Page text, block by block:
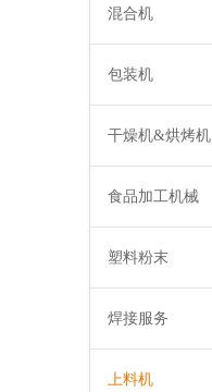
混合机
包装机
干燥机&烘烤机
食品加工机械
塑料粉末
焊接服务
上料机